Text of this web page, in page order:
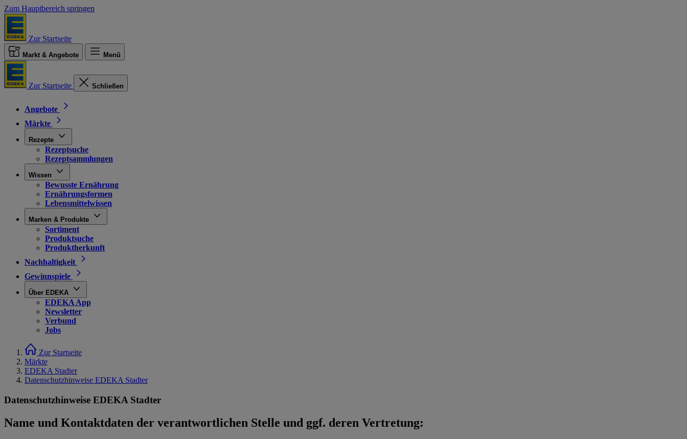
Zum Hauptbereich springen
Zur Startseite
Markt & Angebote Menü
Zur Startseite Schließen
Angebote
Märkte
Rezepte
Rezeptsuche
Rezeptsammlungen
Wissen
Bewusste Ernährung
Ernährungsformen
Lebensmittelwissen
Marken & Produkte
Sortiment
Produktsuche
Produktherkunft
Nachhaltigkeit
Gewinnspiele
Über EDEKA
EDEKA App
Newsletter
Verbund
Jobs
Zur Startseite
Märkte
EDEKA Stadter
Datenschutzhinweise EDEKA Stadter
Datenschutzhinweise EDEKA Stadter
Name und Kontaktdaten der verantwortlichen Stelle und ggf. deren Vertretung: